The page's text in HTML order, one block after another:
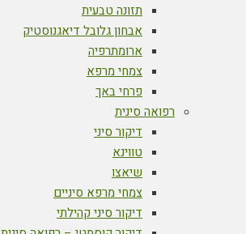
תזונה טבעית
אבחון גלובל דיאגנוסטיק
ארומתרפיה
צמחי מרפא
פרחי באך
רפואה סינית
דיקור סיני
טווינא
שיאצו
צמחי מרפא סיניים
דיקור סיני קהילתי